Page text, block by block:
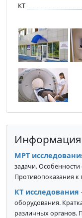
КТ
Информация
МРТ
задачи.
Противопоказания
КТ исследования
оборудования.
различных органов.